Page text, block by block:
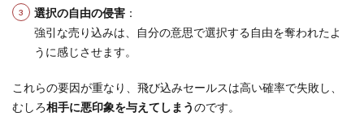
選択の自由の侵害 ：
強引な売り込みは、自分の意思で選択する自由を奪われたよ
うに感じさせます。
これらの要因が重なり、飛び込みセールスは高い確率で失敗し、
むしろ相手に悪印象を与えてしまうのです。